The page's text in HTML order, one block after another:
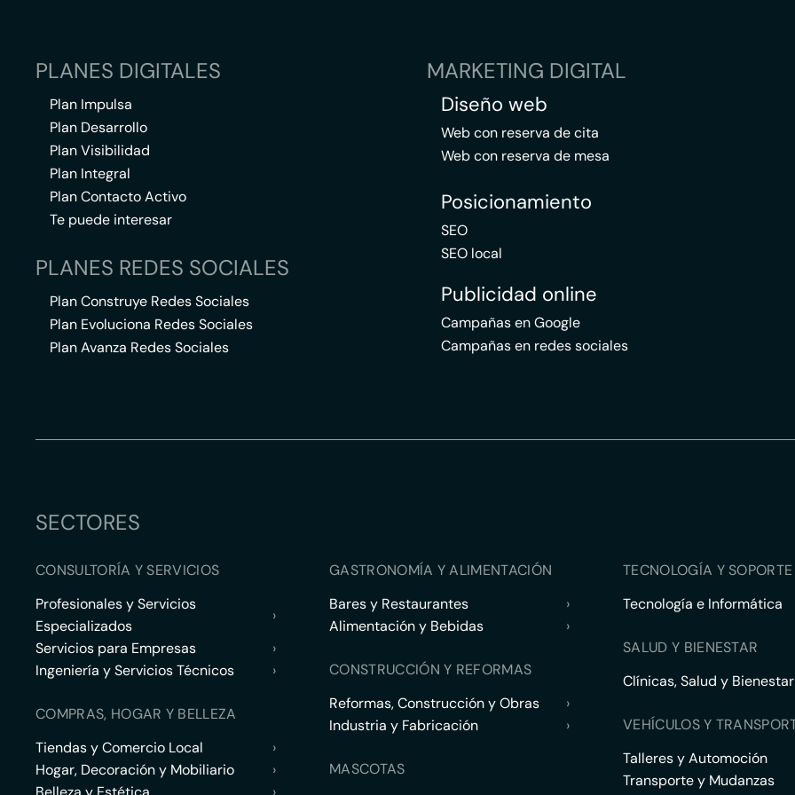
PLANES DIGITALES
Plan Impulsa
Plan Desarrollo
Plan Visibilidad
Plan Integral
Plan Contacto Activo
Te puede interesar
PLANES REDES SOCIALES
Plan Construye Redes Sociales
Plan Evoluciona Redes Sociales
Plan Avanza Redes Sociales
MARKETING DIGITAL
Diseño web
Web con reserva de cita
Web con reserva de mesa
Posicionamiento
SEO
SEO local
Publicidad online
Campañas en Google
Campañas en redes sociales
SECTORES
CONSULTORÍA Y SERVICIOS
Profesionales y Servicios
Especializados
›
Servicios para Empresas
›
Ingeniería y Servicios Técnicos
›
COMPRAS, HOGAR Y BELLEZA
Tiendas y Comercio Local
›
Hogar, Decoración y Mobiliario
›
GASTRONOMÍA Y ALIMENTACIÓN
Bares y Restaurantes
›
Alimentación y Bebidas
›
CONSTRUCCIÓN Y REFORMAS
Reformas, Construcción y Obras
›
Industria y Fabricación
›
MASCOTAS
TECNOLOGÍA Y
Tecnología e Informática
SALUD Y BIENESTAR
Clínicas, Salud y Bienestar
VEHÍCULOS Y
Talleres y Automoción
Transporte y Mudanzas